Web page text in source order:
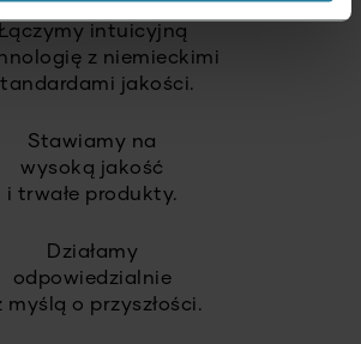
intuicyjną
z niemieckimi
jakości.
Stawiamy na
wysoką jakość
i trwałe produkty.
Działamy
odpowiedzialnie
myślą o przyszłości.